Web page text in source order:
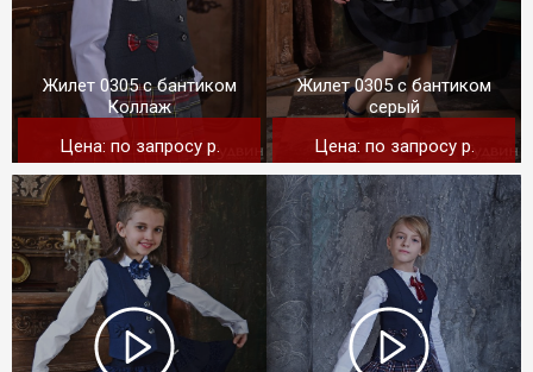
Жилет 0305 с бантиком
Коллаж
Цена: по запросу p.
Жилет 0305 с бантиком
серый
Цена: по запросу p.